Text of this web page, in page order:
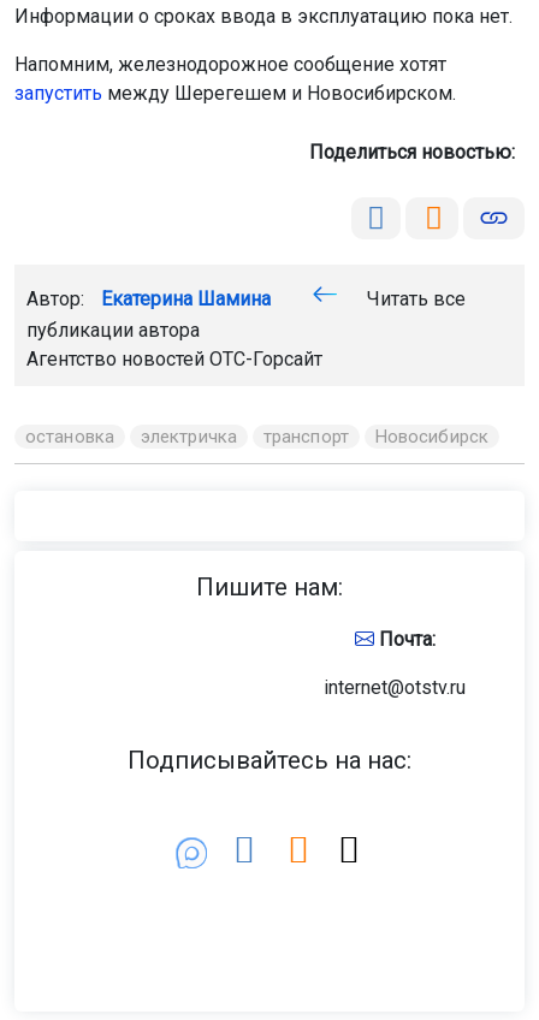
Информации о сроках ввода в эксплуатацию пока нет.
Напомним, железнодорожное сообщение хотят
запустить между Шерегешем и Новосибирском.
Поделиться новостью:
Автор: Екатерина Шамина
Читать все
публикации автора
Агентство новостей ОТС-Горсайт
остановка электричка транспорт Новосибирск
Пишите нам:
Почта:
internet@otstv.ru
Подписывайтесь на нас: